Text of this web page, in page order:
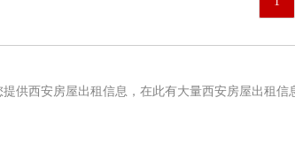
供西安房屋出租信息，在此有大量西安房屋出租信